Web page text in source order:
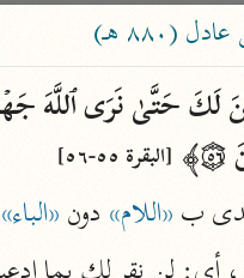
ساهم معنا في (٨٨٠ هـ)
[البقرة ٥٥-٥٦]
ب «اللام» دون «الباء»